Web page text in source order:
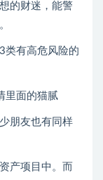
的财迷，能警
类有高危风险的
里面的猫腻
朋友也有同样
产项目中。而